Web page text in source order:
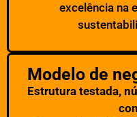
excelência na
Modelo de
Estrutura testada,